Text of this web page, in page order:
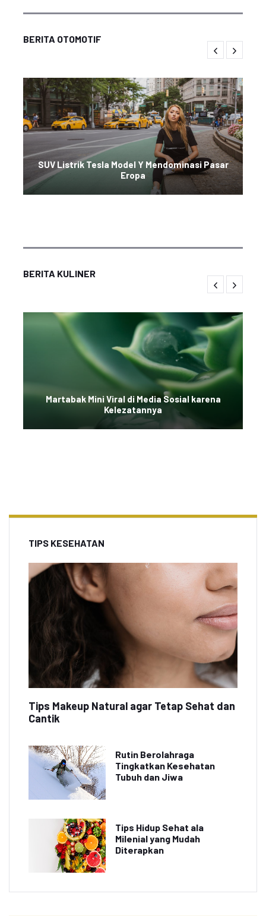
BERITA OTOMOTIF
SUV Listrik Tesla Model Y Mendominasi Pasar
Eropa
BERITA KULINER
Martabak Mini Viral di Media Sosial karena
Kelezatannya
TIPS KESEHATAN
Tips Makeup Natural agar Tetap Sehat dan
Cantik
Rutin Berolahraga
Tingkatkan Kesehatan
Tubuh dan Jiwa
Tips Hidup Sehat ala
Milenial yang Mudah
Diterapkan